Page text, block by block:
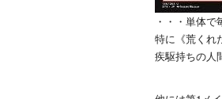
・・・単体で
特に《荒くれ
疾駆持ちの人